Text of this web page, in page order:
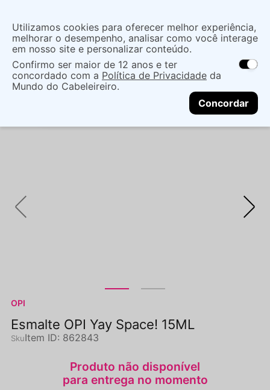
localização
As ofertas e opções de entrega variam de
acordo com a região.Não sei meu CEP
CONTINUAR
O que você procura?
Mãos e Pés
Cuidado Com As Mãos
ESMALTE OPI YAY SPACE! 15ML
OPI
Esmalte OPI Yay Space! 15ML
Item ID: 862843
Utilizamos cookies para oferecer melhor experiência,
melhorar o desempenho, analisar como você interage
em nosso site e personalizar conteúdo.
Confirmo ser maior de 12 anos e ter
concordado com a Política de Privacidade da
Mundo do Cabeleireiro.
Concordar